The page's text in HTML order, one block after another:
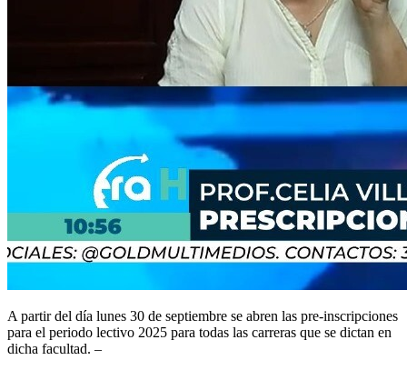
A partir del día lunes 30 de septiembre se abren las pre-inscripciones
para el periodo lectivo 2025 para todas las carreras que se dictan en
dicha facultad. –